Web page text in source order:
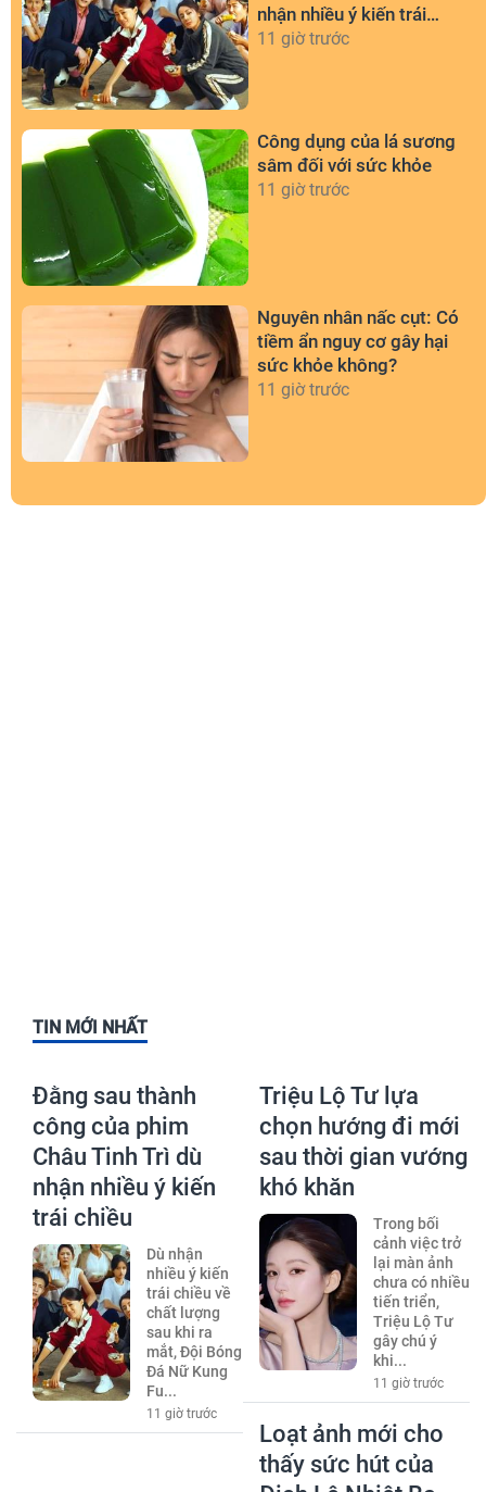
nhận nhiều ý kiến trái
chiều
11 giờ trước
Công dụng của lá sương
sâm đối với sức khỏe
11 giờ trước
Nguyên nhân nấc cụt: Có
tiềm ẩn nguy cơ gây hại
sức khỏe không?
11 giờ trước
TIN MỚI NHẤT
Đằng sau thành
công của phim
Châu Tinh Trì dù
nhận nhiều ý kiến
trái chiều
Dù nhận
nhiều ý kiến
trái chiều về
chất lượng
sau khi ra
mắt, Đội Bóng
Đá Nữ Kung
Fu...
11 giờ trước
Triệu Lộ Tư lựa
chọn hướng đi mới
sau thời gian vướng
khó khăn
Trong bối
cảnh việc trở
lại màn ảnh
chưa có nhiều
tiến triển,
Triệu Lộ Tư
gây chú ý
khi...
11 giờ trước
Loạt ảnh mới cho
thấy sức hút của